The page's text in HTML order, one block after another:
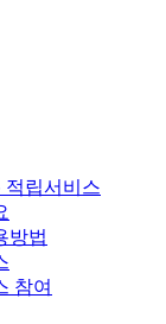
적립서비스
방법
참여